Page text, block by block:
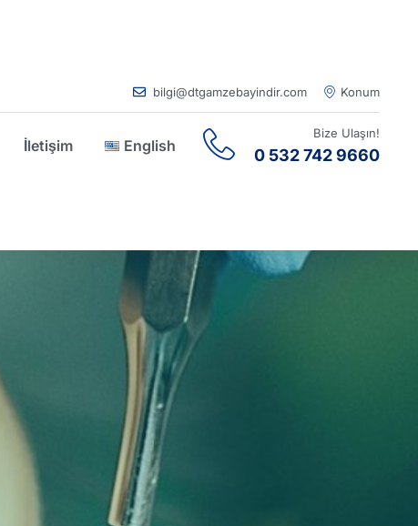
bilgi@dtgamzebayindir.com Konum
İletişim English
Bize Ulaşın!
0 532 742 9660